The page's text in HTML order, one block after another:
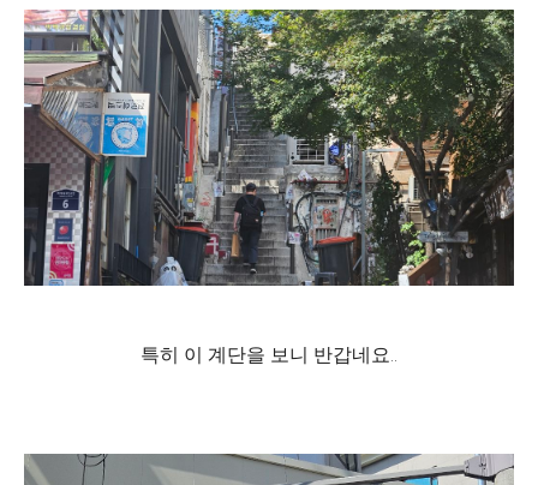
특히 이 계단을 보니 반갑네요..